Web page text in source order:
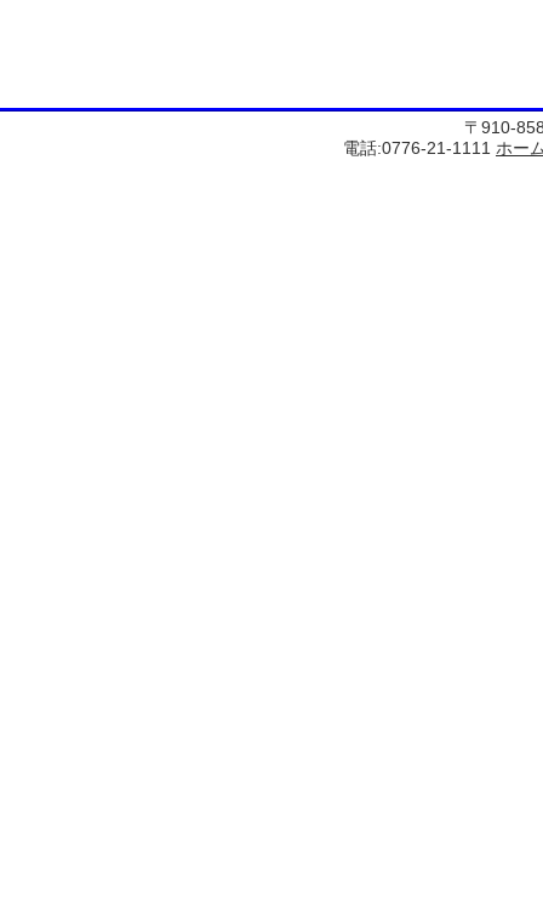
〒910-
電話:0776-21-1111 ホー